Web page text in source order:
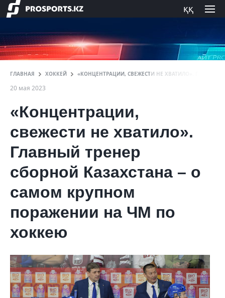
ққ
ГЛАВНАЯ ХОККЕЙ «КОНЦЕНТРАЦИИ, СВЕЖЕСТИ НЕ ХВАТИЛО».
20 мая 2023
«Концентрации,
свежести не хватило».
Главный тренер
сборной Казахстана – о
самом крупном
поражении на ЧМ по
хоккею